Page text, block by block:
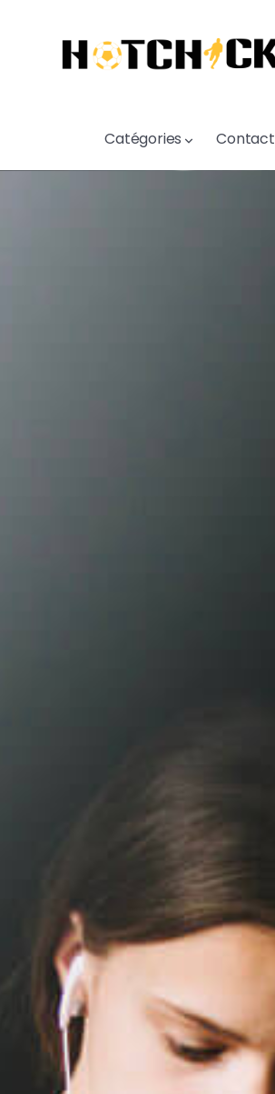
Catégories Contact